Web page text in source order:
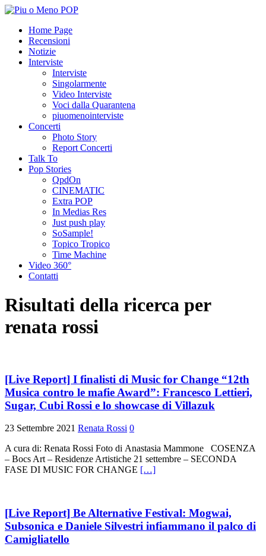
Home Page
Recensioni
Notizie
Interviste
Interviste
Singolarmente
Video Interviste
Voci dalla Quarantena
piuomenointerviste
Concerti
Photo Story
Report Concerti
Talk To
Pop Stories
QpdOn
CINEMATIC
Extra POP
In Medias Res
Just push play
SoSample!
Topico Tropico
Time Machine
Video 360°
Contatti
Risultati della ricerca per
renata rossi
[Live Report] I finalisti di Music for Change “12th
Musica contro le mafie Award”: Francesco Lettieri,
Sugar, Cubi Rossi e lo showcase di Villazuk
23 Settembre 2021 Renata Rossi 0
A cura di: Renata Rossi Foto di Anastasia Mammone COSENZA
– Bocs Art – Residenze Artistiche 21 settembre – SECONDA
FASE DI MUSIC FOR CHANGE […]
[Live Report] Be Alternative Festival: Mogwai,
Subsonica e Daniele Silvestri infiammano il palco di
Camigliatello